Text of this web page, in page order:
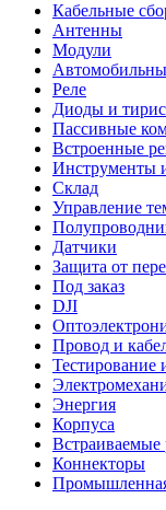
Кабельные
Антенны
Модули
Реле
Диоды и
Пассивные
Встроенные
Инструменты
Склад
Управление
Датчики
Защита от
Под заказ
DJI
Провод и
Тестирование
Энергия
Корпуса
Встраиваемые
Коннекторы